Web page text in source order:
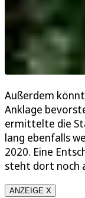
Außerdem
Anklage
ermittelte die
lang ebenfalls
2020. Eine
steht dort noch
ANZEIGE X